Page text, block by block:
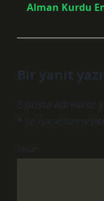
Alman Kurdu
Bir yanıt
E-posta adresiniz
*
ile
Yorum